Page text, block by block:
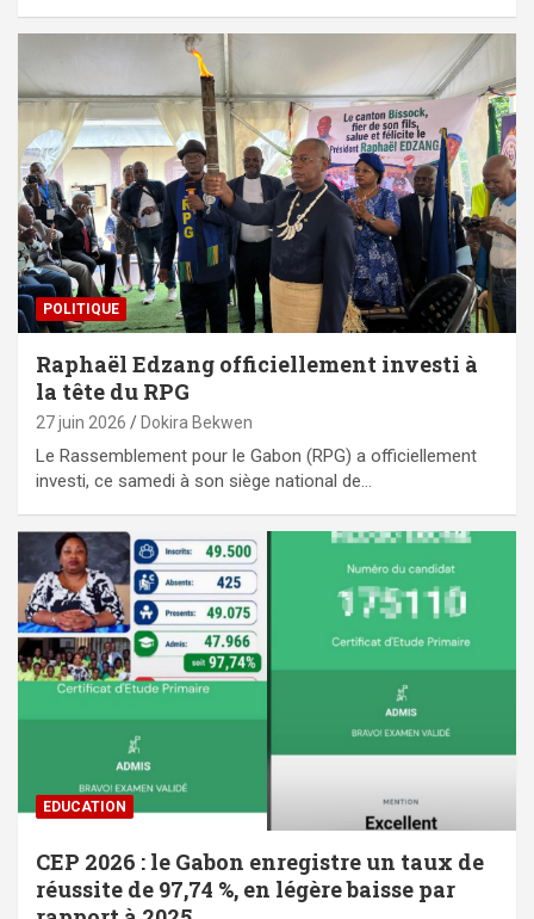
POLITIQUE
Raphaël Edzang officiellement investi à
la tête du RPG
27 juin 2026 Dokira Bekwen
Le Rassemblement pour le Gabon (RPG) a officiellement
investi, ce samedi à son siège national de…
EDUCATION
CEP 2026 : le Gabon enregistre un taux de
réussite de 97,74 %, en légère baisse par